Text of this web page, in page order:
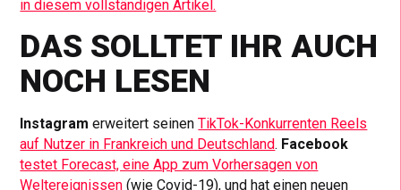
in diesem vollständigen Artikel.
DAS SOLLTET IHR AUCH
NOCH LESEN
Instagram erweitert seinenTikTok-Konkurrenten Reels
auf Nutzer in Frankreich und Deutschland. Facebook
testet Forecast, eine App zum Vorhersagen von
Weltereignissen (wie Covid-19), und hat einen neuen